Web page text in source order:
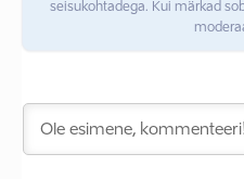
seisukohtadega. Kui märkad